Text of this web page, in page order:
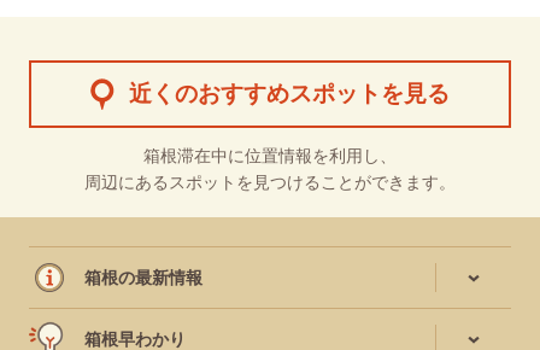
近くのおすすめスポットを見る
箱根滞在中に位置情報を利用し、
周辺にあるスポットを見つけることができます。
箱根の最新情報
箱根早わかり